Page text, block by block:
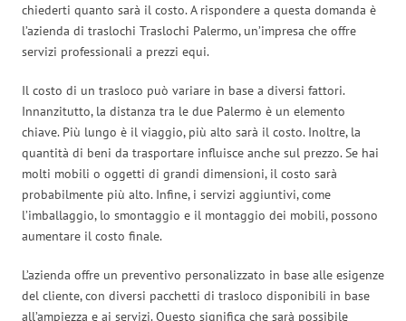
chiederti quanto sarà il costo. A rispondere a questa domanda è
l’azienda di traslochi Traslochi Palermo, un’impresa che offre
servizi professionali a prezzi equi.
Il costo di un trasloco può variare in base a diversi fattori.
Innanzitutto, la distanza tra le due Palermo è un elemento
chiave. Più lungo è il viaggio, più alto sarà il costo. Inoltre, la
quantità di beni da trasportare influisce anche sul prezzo. Se hai
molti mobili o oggetti di grandi dimensioni, il costo sarà
probabilmente più alto. Infine, i servizi aggiuntivi, come
l’imballaggio, lo smontaggio e il montaggio dei mobili, possono
aumentare il costo finale.
L’azienda offre un preventivo personalizzato in base alle esigenze
del cliente, con diversi pacchetti di trasloco disponibili in base
all’ampiezza e ai servizi. Questo significa che sarà possibile